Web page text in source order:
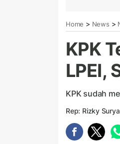
Home > News >
KPK
LPEI,
KPK sudah
Rep: Rizky